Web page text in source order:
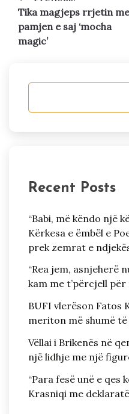
navigation
Tika magjeps rrjetin me
pamjen e saj ‘mocha
magic’
Recent Posts
“Babi, më këndo një
Kërkesa e ëmbël e
prek zemrat e
“Rea jem, asnjeherë
kam me t’përcjell për
BUFI vlerëson Fatos
meriton më shumë të
Vëllai i Brikenës në
një lidhje me një
“Para fesë unë e qes
Krasniqi me